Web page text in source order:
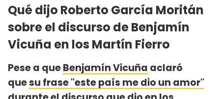
Qué dijo Roberto García Moritán
sobre el discurso de Benjamín
Vicuña en los Martín Fierro
Pese a queBenjamín Vicuña aclaró
quesu frase "este país me dio un amor"